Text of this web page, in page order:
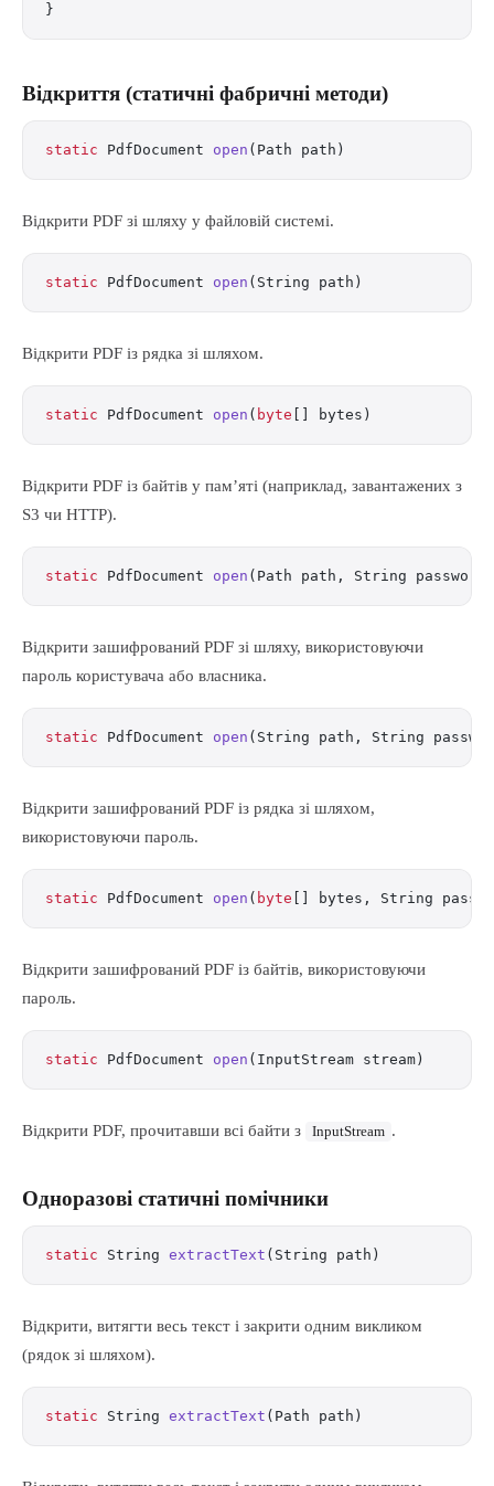
}
Відкриття (статичні фабричні методи)
static PdfDocument open (Path path)
Відкрити PDF зі шляху у файловій системі.
static PdfDocument open (String path)
Відкрити PDF із рядка зі шляхом.
static PdfDocument open ( byte [] bytes)
Відкрити PDF із байтів у пам’яті (наприклад, завантажених з
S3 чи HTTP).
static PdfDocument open (Path path, String password)
Відкрити зашифрований PDF зі шляху, використовуючи
пароль користувача або власника.
static PdfDocument open (String path, String
Відкрити зашифрований PDF із рядка зі шляхом,
використовуючи пароль.
static PdfDocument open ( byte [] bytes, String
Відкрити зашифрований PDF із байтів, використовуючи
пароль.
static PdfDocument open (InputStream stream)
Відкрити PDF, прочитавши всі байти з InputStream .
Одноразові статичні помічники
static String extractText (String path)
Відкрити, витягти весь текст і закрити одним викликом
(рядок зі шляхом).
static String extractText (Path path)